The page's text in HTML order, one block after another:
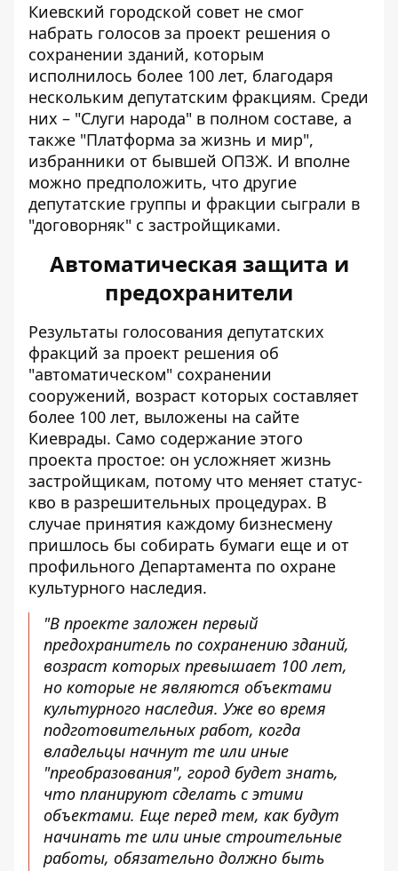
Киевский городской совет не смог
набрать голосов за проект решения о
сохранении зданий, которым
исполнилось более 100 лет, благодаря
нескольким депутатским фракциям. Среди
них – "Слуги народа" в полном составе, а
также "Платформа за жизнь и мир",
избранники от бывшей ОПЗЖ. И вполне
можно предположить, что другие
депутатские группы и фракции сыграли в
"договорняк" с застройщиками.
Автоматическая защита и
предохранители
Результаты голосования депутатских
фракций за проект решения об
"автоматическом" сохранении
сооружений, возраст которых составляет
более 100 лет, выложены на сайте
Киеврады. Само содержание этого
проекта простое: он усложняет жизнь
застройщикам, потому что меняет статус-
кво в разрешительных процедурах. В
случае принятия каждому бизнесмену
пришлось бы собирать бумаги еще и от
профильного Департамента по охране
культурного наследия.
"В проекте заложен первый
предохранитель по сохранению зданий,
возраст которых превышает 100 лет,
но которые не являются объектами
культурного наследия. Уже во время
подготовительных работ, когда
владельцы начнут те или иные
"преобразования", город будет знать,
что планируют сделать с этими
объектами. Еще перед тем, как будут
начинать те или иные строительные
работы, обязательно должно быть